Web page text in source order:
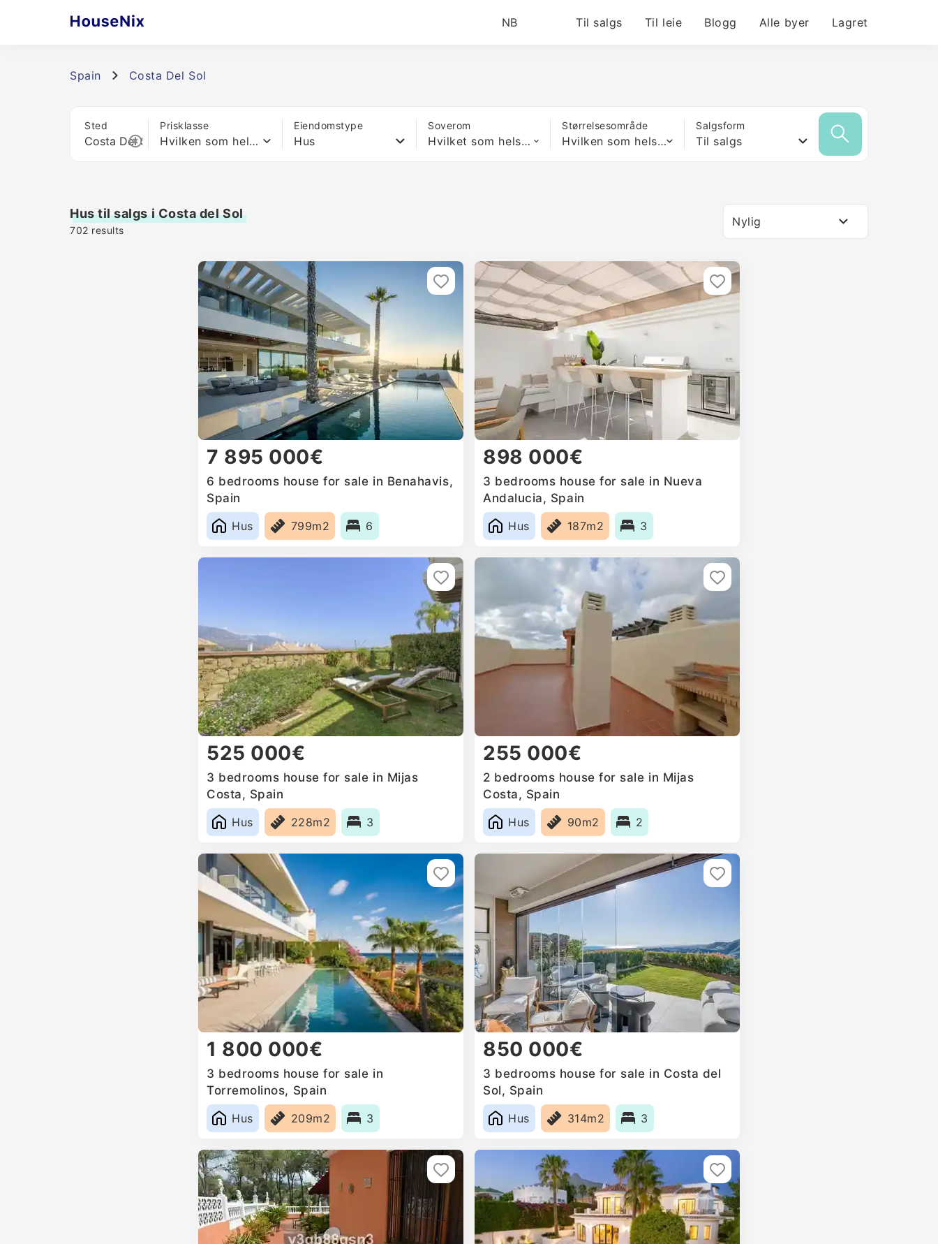
NB Til salgs Til leie Blogg Alle byer Lagret
Spain Costa Del Sol
Sted Prisklasse
Hvilken som helst pris
Eiendomstype
Hus
Soverom
Hvilket som helst antall soverom
Størrelsesområde
Hvilken som helst størrelse
Salgsform
Til salgs
Hus til salgs i Costa del Sol
702 results
Nylig
7 895 000€
6 bedrooms house for sale in Benahavis,
Spain
Hus
799m2 6
898 000€
3 bedrooms house for sale in Nueva
Andalucia, Spain
Hus
187m2 3
525 000€
3 bedrooms house for sale in Mijas
Costa, Spain
Hus
228m2 3
255 000€
2 bedrooms house for sale in Mijas
Costa, Spain
Hus
90m2 2
1 800 000€
3 bedrooms house for sale in
Torremolinos, Spain
Hus
209m2 3
850 000€
3 bedrooms house for sale in Costa del
Sol, Spain
Hus
314m2 3